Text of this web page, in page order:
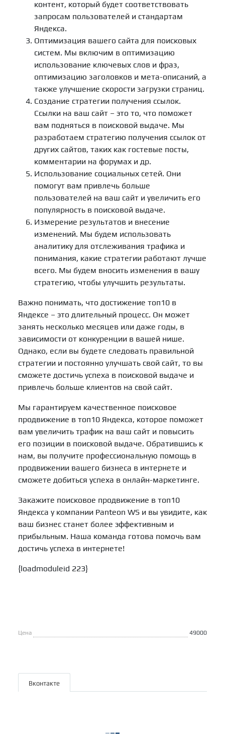
контент, который будет соответствовать
запросам пользователей и стандартам
Яндекса.
Оптимизация вашего сайта для поисковых
систем. Мы включим в оптимизацию
использование ключевых слов и фраз,
оптимизацию заголовков и мета-описаний, а
также улучшение скорости загрузки страниц.
Создание стратегии получения ссылок.
Ссылки на ваш сайт – это то, что поможет
вам подняться в поисковой выдаче. Мы
разработаем стратегию получения ссылок от
других сайтов, таких как гостевые посты,
комментарии на форумах и др.
Использование социальных сетей. Они
помогут вам привлечь больше
пользователей на ваш сайт и увеличить его
популярность в поисковой выдаче.
Измерение результатов и внесение
изменений. Мы будем использовать
аналитику для отслеживания трафика и
понимания, какие стратегии работают лучше
всего. Мы будем вносить изменения в вашу
стратегию, чтобы улучшить результаты.
Важно понимать, что достижение топ10 в
Яндексе – это длительный процесс. Он может
занять несколько месяцев или даже годы, в
зависимости от конкуренции в вашей нише.
Однако, если вы будете следовать правильной
стратегии и постоянно улучшать свой сайт, то вы
сможете достичь успеха в поисковой выдаче и
привлечь больше клиентов на свой сайт.
Мы гарантируем качественное поисковое
продвижение в топ10 Яндекса, которое поможет
вам увеличить трафик на ваш сайт и повысить
его позиции в поисковой выдаче. Обратившись к
нам, вы получите профессиональную помощь в
продвижении вашего бизнеса в интернете и
сможете добиться успеха в онлайн-маркетинге.
Закажите поисковое продвижение в топ10
Яндекса у компании Panteon WS и вы увидите, как
ваш бизнес станет более эффективным и
прибыльным. Наша команда готова помочь вам
достичь успеха в интернете!
{loadmoduleid 223}
Цена 49000
Вконтакте